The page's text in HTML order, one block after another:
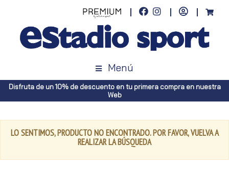
Menú
Disfruta de un 10% de descuento en tu primera compra en nuestra
Web
LO SENTIMOS, PRODUCTO NO ENCONTRADO. POR FAVOR, VUELVA A
REALIZAR LA BÚSQUEDA